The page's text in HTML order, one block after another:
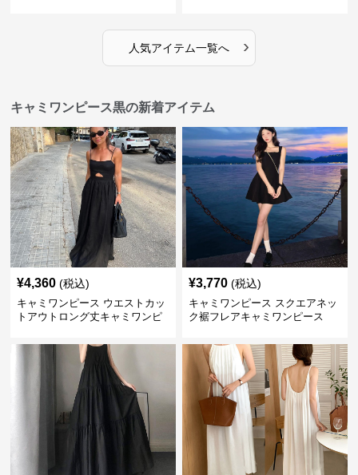
人気アイテム一覧へ ›
キャミワンピース黒の新着アイテム
¥4,360 (税込)
キャミワンピース ウエストカッ
トアウトロング丈キャミワンピ
¥3,770 (税込)
キャミワンピース スクエアネッ
ク裾フレアキャミワンピース